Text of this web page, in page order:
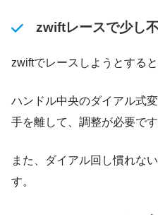
zwiftレースで少し
zwiftでレースしようとする
ハンドル中央のダイアル式
手を離して、調整が必要です
また、ダイアル回し慣れな
す。